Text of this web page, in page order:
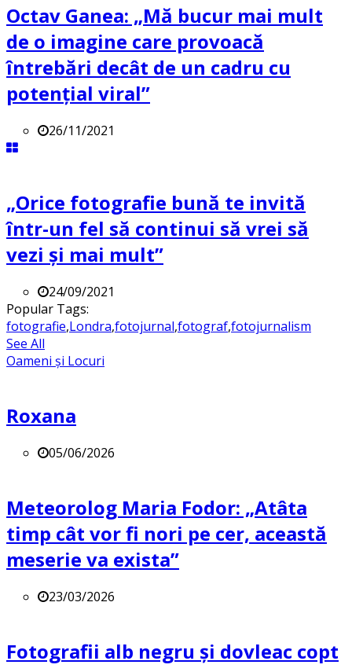
Octav Ganea: „Mă bucur mai mult
de o imagine care provoacă
întrebări decât de un cadru cu
potenţial viral”
26/11/2021
„Orice fotografie bună te invită
într-un fel să continui să vrei să
vezi și mai mult”
24/09/2021
Popular Tags:
fotografie,Londra,fotojurnal,fotograf,fotojurnalism
See All
Oameni și Locuri
Roxana
05/06/2026
Meteorolog Maria Fodor: „Atâta
timp cât vor fi nori pe cer, această
meserie va exista”
23/03/2026
Fotografii alb negru și dovleac copt